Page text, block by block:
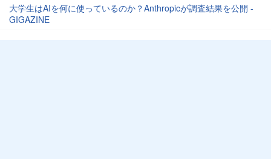
大学生はAIを何に使っているのか？Anthropicが調査結果を公開 -
GIGAZINE